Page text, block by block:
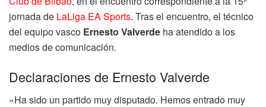
jornada de LaLiga EA Sports. Tras el encuentro, el técnico
del equipo vasco Ernesto Valverde ha atendido a los
medios de comunicación.
Declaraciones de Ernesto Valverde
«Ha sido un partido muy disputado. Hemos entrado muy